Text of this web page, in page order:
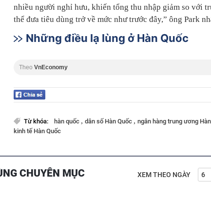
nhiều người nghỉ hưu, khiến tổng thu nhập giảm so với
thể đưa tiêu dùng trở về mức như trước đây,” ông Park
Những điều lạ lùng ở Hàn Quốc
Theo VnEconomy
Từ khóa: hàn quốc , dân số Hàn Quốc , ngân hàng trung ương
kinh tế Hàn Quốc
CHUYÊN MỤC XEM THEO NGÀY